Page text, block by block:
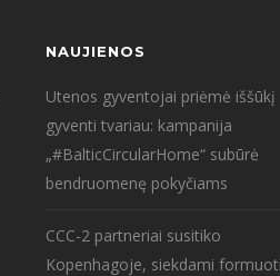
NAUJIENOS
Utenos gyventojai priėmė iššūkį
gyventi tvariau: kampanija
„#BalticCircularHome“ subūrė
bendruomenę pokyčiams
CCC-2 partneriai susitiko
Kopenhagoje, siekdami formuoti